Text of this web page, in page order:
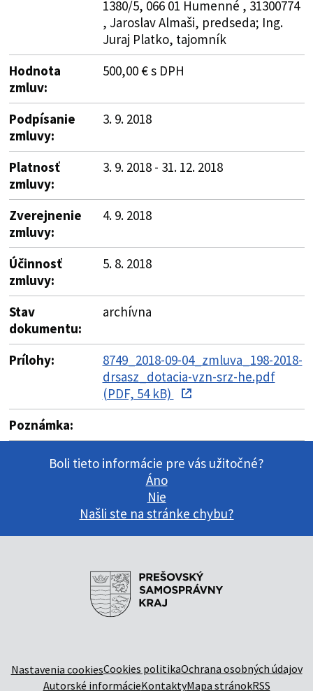
1380/5, 066 01 Humenné , 31300774
, Jaroslav Almaši, predseda; Ing.
Juraj Platko, tajomník
Hodnota
zmluv:
500,00 € s DPH
Podpísanie
zmluvy:
3. 9. 2018
Platnosť
zmluvy:
3. 9. 2018 - 31. 12. 2018
Zverejnenie
zmluvy:
4. 9. 2018
Účinnosť
zmluvy:
5. 8. 2018
Stav
dokumentu:
archívna
Prílohy:
8749_2018-09-04_zmluva_198-2018-
drsasz_dotacia-vzn-srz-he.pdf
(PDF, 54 kB)
Poznámka:
Boli tieto informácie pre vás užitočné?
Áno
Nie
Našli ste na stránke chybu?
Nastavenia cookiesCookies politikaOchrana osobných údajov
Autorské informácieKontaktyMapa stránokRSS